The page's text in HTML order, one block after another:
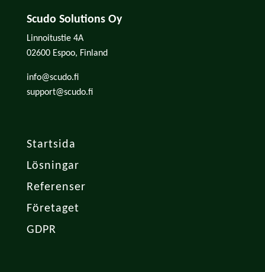
Scudo Solutions Oy
Linnoitustie 4A
02600 Espoo, Finland
info@scudo.fi
support@scudo.fi
Startsida
Lösningar
Referenser
Företaget
GDPR